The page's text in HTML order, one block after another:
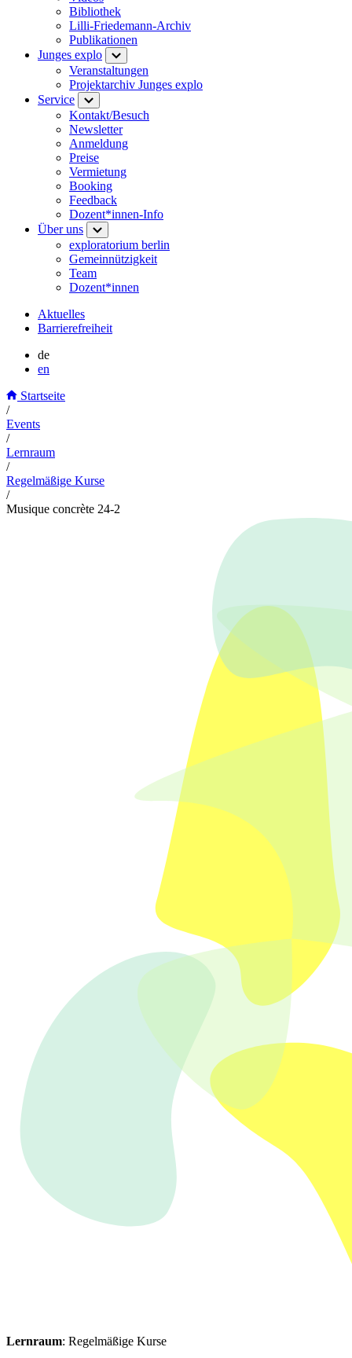
Bibliothek
Lilli-Friedemann-Archiv
Publikationen
Junges explo
Veranstaltungen
Projektarchiv Junges explo
Service
Kontakt/Besuch
Newsletter
Anmeldung
Preise
Vermietung
Booking
Feedback
Dozent*innen-Info
Über uns
exploratorium berlin
Gemeinnützigkeit
Team
Dozent*innen
Aktuelles
Barrierefreiheit
de
en
Startseite
/
Events
/
Lernraum
/
Regelmäßige Kurse
/
Musique concrète 24-2
Lernraum: Regelmäßige Kurse